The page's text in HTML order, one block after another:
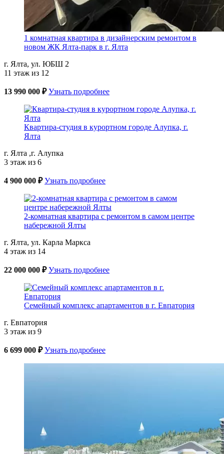
1 комнатная квартира в дизайнерским ремонтом в
новом ЖК Ялта-парк в г. Ялта
г. Ялта, ул. ЮБШ 2
11 этаж из 12
13 990 000 ₽ Узнать подробнее
Квартира-студия в курортном городе Алупка, г.
Ялта
г. Ялта ,г. Алупка
3 этаж из 6
4 900 000 ₽ Узнать подробнее
2-комнатная квартира с ремонтом в самом центре
набережной Ялты
г. Ялта, ул. Карла Маркса
4 этаж из 14
22 000 000 ₽ Узнать подробнее
Семейный комплекс апартаментов в г. Евпатория
г. Евпатория
3 этаж из 9
6 699 000 ₽ Узнать подробнее